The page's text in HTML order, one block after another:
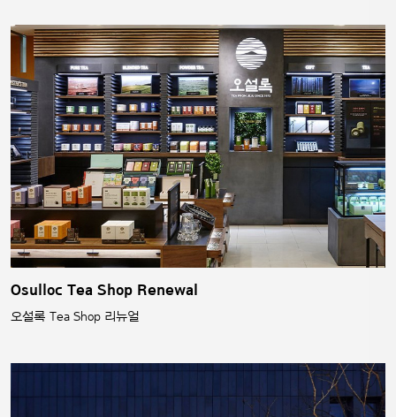
Osulloc Tea Shop Renewal
오설록 Tea Shop 리뉴얼